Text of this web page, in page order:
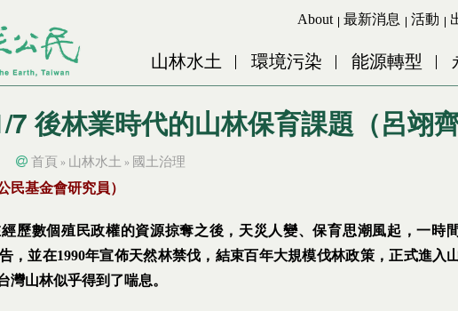
Jump to Navigation
Jump to Main content
About 最新消息 活動
山林水土 環境污染 能源轉型
7 後林業時代的山林保育課題（呂翊齊
首頁 » 山林水土 » 國土治理
民基金會研究員）
歷數個殖民政權的資源掠奪之後，天災人變、保育思潮風起，一時
，並在1990年宣佈天然林禁伐，結束百年大規模伐林政策，正式進入
灣山林似乎得到了喘息。